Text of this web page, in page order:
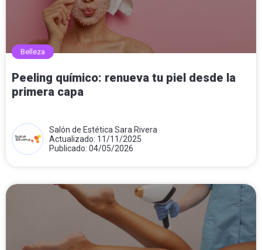
Belleza
Peeling químico: renueva tu piel desde la
primera capa
Salón de Estética Sara Rivera
Actualizado: 11/11/2025
Publicado: 04/05/2026